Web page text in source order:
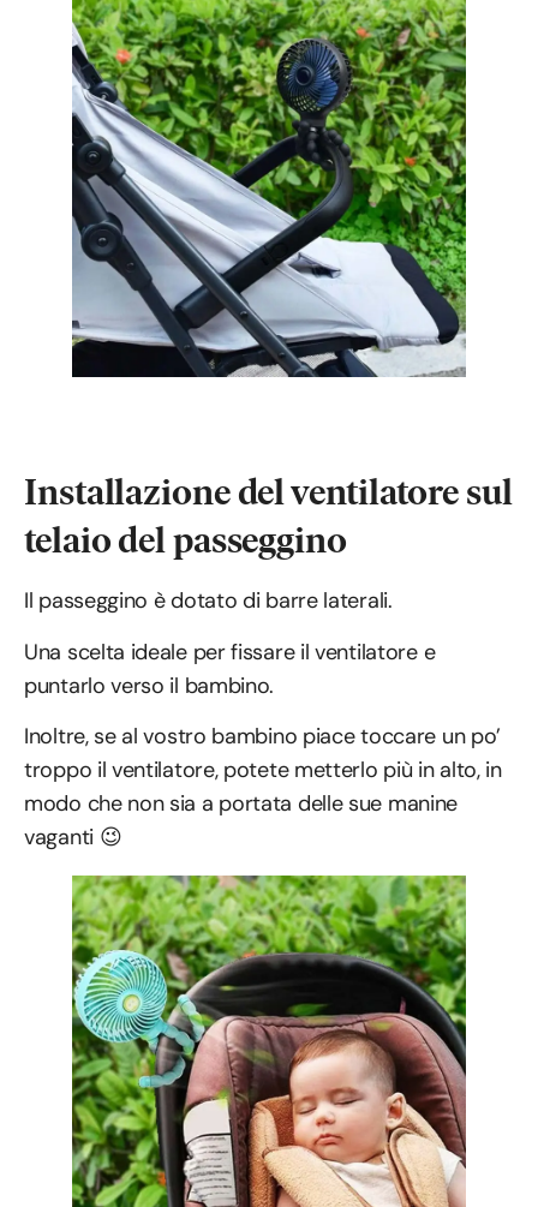
Installazione del ventilatore sul
telaio del passeggino
Il passeggino è dotato di barre laterali.
Una scelta ideale per fissare il ventilatore e
puntarlo verso il bambino.
Inoltre, se al vostro bambino piace toccare un po’
troppo il ventilatore, potete metterlo più in alto, in
modo che non sia a portata delle sue manine
vaganti 😉